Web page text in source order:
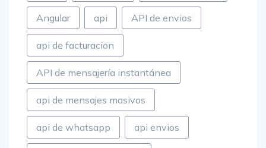
Angular api API de envios
api de facturacion
API de mensajería instantánea
api de mensajes masivos
api de whatsapp api envios